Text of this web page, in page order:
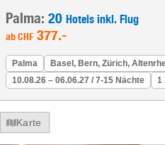
Palma: 20 Hotels inkl. Flug
abCHF 377.-
Palma
Basel, Bern, Zürich,
10.08.26 – 06.06.27 / 7-15 Nächte
1
Karte